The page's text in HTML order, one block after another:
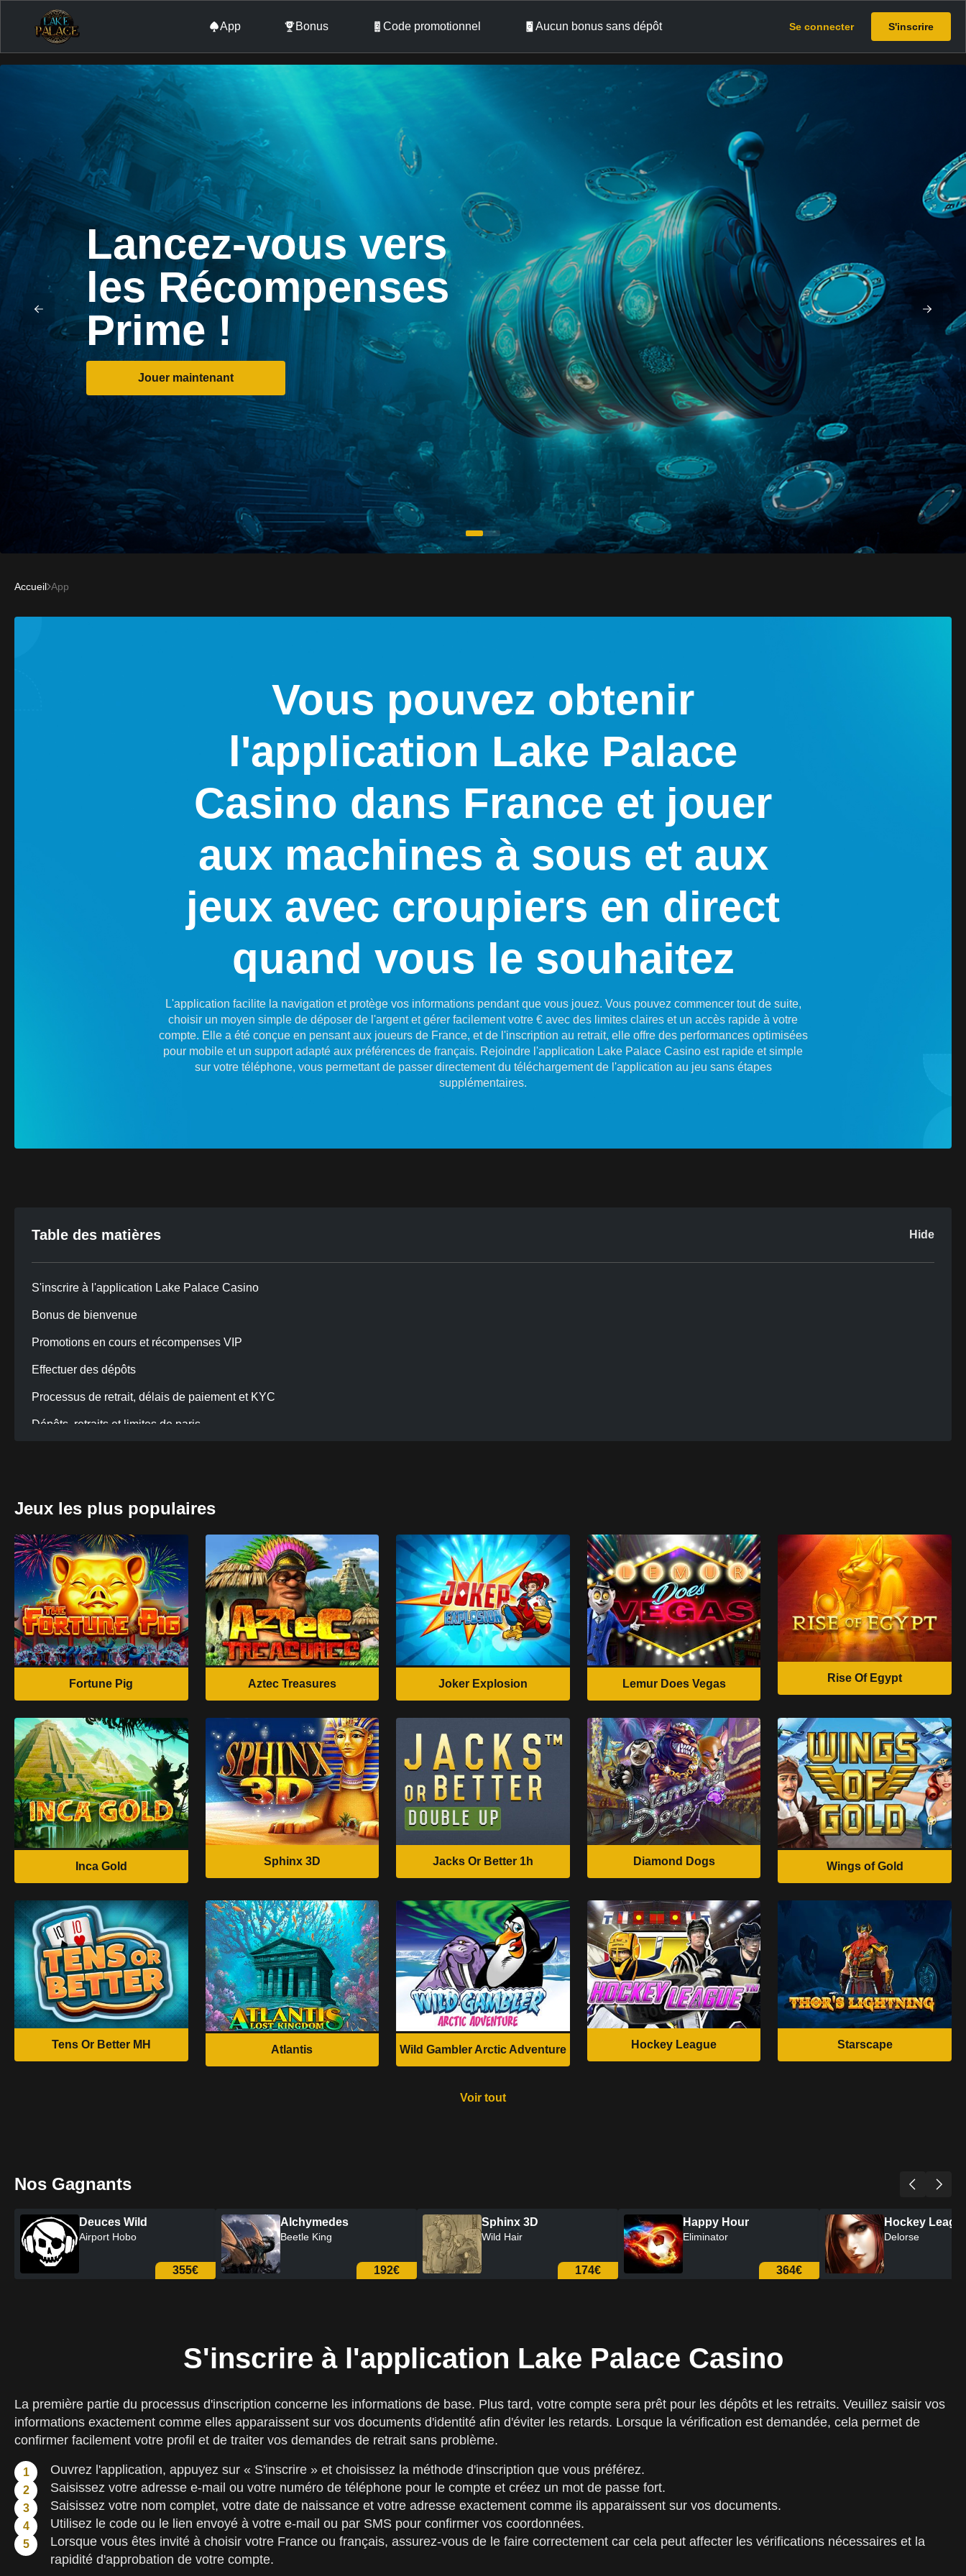
App Bonus Code promotionnel Aucun bonus sans dépôt Se connecter S'inscrire
Lancez-vous vers
les Récompenses
Prime !
Jouer maintenant
Accueil App
Vous pouvez obtenir
l'application Lake Palace
Casino dans France et jouer
aux machines à sous et aux
jeux avec croupiers en direct
quand vous le souhaitez
L'application facilite la navigation et protège vos informations pendant que vous jouez. Vous pouvez commencer tout de suite,
choisir un moyen simple de déposer de l'argent et gérer facilement votre € avec des limites claires et un accès rapide à votre
compte. Elle a été conçue en pensant aux joueurs de France, et de l'inscription au retrait, elle offre des performances optimisées
pour mobile et un support adapté aux préférences de français. Rejoindre l'application Lake Palace Casino est rapide et simple
sur votre téléphone, vous permettant de passer directement du téléchargement de l'application au jeu sans étapes
supplémentaires.
Table des matières Hide
S'inscrire à l'application Lake Palace Casino
Bonus de bienvenue
Promotions en cours et récompenses VIP
Effectuer des dépôts
Processus de retrait, délais de paiement et KYC
Dépôts, retraits et limites de paris
Jeux les plus populaires
Fortune Pig Aztec Treasures Joker Explosion Lemur Does Vegas Rise Of Egypt
Inca Gold Sphinx 3D Jacks Or Better 1h Diamond Dogs Wings of Gold
Tens Or Better MH Atlantis Wild Gambler Arctic Adventure Hockey League Starscape
Voir tout
Nos Gagnants
Flowers Christmas Edition
PYZSIBIG
368€
Deuces Wild
Airport Hobo
355€
Alchymedes
Beetle King
192€
Sphinx 3D
Wild Hair
174€
Happy Hour
Eliminator
S'inscrire à l'application Lake Palace Casino
La première partie du processus d'inscription concerne les informations de base. Plus tard, votre compte sera prêt pour les dépôts et les retraits. Veuillez saisir vos
informations exactement comme elles apparaissent sur vos documents d'identité afin d'éviter les retards. Lorsque la vérification est demandée, cela permet de
confirmer facilement votre profil et de traiter vos demandes de retrait sans problème.
Ouvrez l'application, appuyez sur « S'inscrire » et choisissez la méthode d'inscription que vous préférez.
Saisissez votre adresse e-mail ou votre numéro de téléphone pour le compte et créez un mot de passe fort.
Saisissez votre nom complet, votre date de naissance et votre adresse exactement comme ils apparaissent sur vos documents.
Utilisez le code ou le lien envoyé à votre e-mail ou par SMS pour confirmer vos coordonnées.
Lorsque vous êtes invité à choisir votre France ou français, assurez-vous de le faire correctement car cela peut affecter les vérifications nécessaires et la
rapidité d'approbation de votre compte.